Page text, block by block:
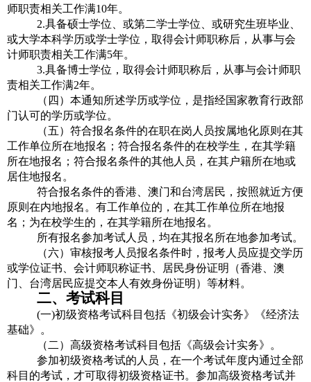
师职责相关工作满10年。
2.具备硕士学位、或第二学士学位、或研究生班毕业、
或大学本科学历或学士学位，取得会计师职称后，从事与会
计师职责相关工作满5年。
3.具备博士学位，取得会计师职称后，从事与会计师职
责相关工作满2年。
（四）本通知所述学历或学位，是指经国家教育行政部
门认可的学历或学位。
（五）符合报名条件的在职在岗人员按属地化原则在其
工作单位所在地报名；符合报名条件的在校学生，在其学籍
所在地报名；符合报名条件的其他人员，在其户籍所在地或
居住地报名。
符合报名条件的香港、澳门和台湾居民，按照就近方便
原则在内地报名。有工作单位的，在其工作单位所在地报
名；为在校学生的，在其学籍所在地报名。
所有报名参加考试人员，均在其报名所在地参加考试。
（六）审核报考人员报名条件时，报考人员应提交学历
或学位证书、会计师职称证书、居民身份证明（香港、澳
门、台湾居民应提交本人有效身份证明）等材料。
二、考试科目
(一)初级资格考试科目包括《初级会计实务》《经济法
基础》。
（二）高级资格考试科目包括《高级会计实务》。
参加初级资格考试的人员，在一个考试年度内通过全部
科目的考试，才可取得初级资格证书。参加高级资格考试并